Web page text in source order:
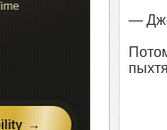
—